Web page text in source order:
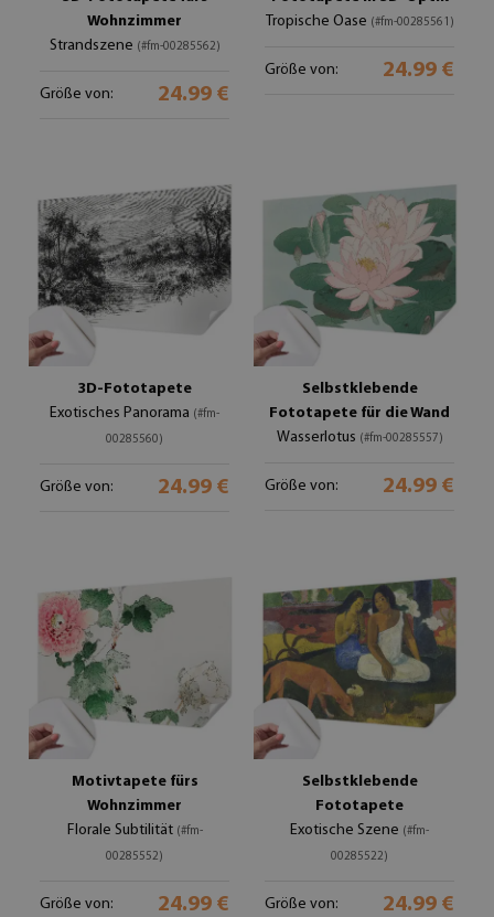
Wohnzimmer
Strandszene (#fm-00285562)
Größe von: 24.99 €
Tropische Oase (#fm-00285561)
Größe von: 24.99 €
3D-Fototapete
Exotisches Panorama (#fm-
00285560)
Größe von: 24.99 €
Selbstklebende
Fototapete für die Wand
Wasserlotus (#fm-00285557)
Größe von: 24.99 €
Motivtapete fürs
Wohnzimmer
Florale Subtilität (#fm-
00285552)
Größe von: 24.99 €
Selbstklebende
Fototapete
Exotische Szene (#fm-
00285522)
Größe von: 24.99 €